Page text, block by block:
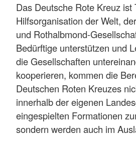
Das Deutsche Rote Kreuz ist
Hilfsorganisation der Welt,
und Rothalbmond-
Bedürftige unterstützen und
die Gesellschaften
kooperieren, kommen die
Deutschen Roten Kreuzes
innerhalb der eigenen
eingespielten Formationen
sondern werden auch im